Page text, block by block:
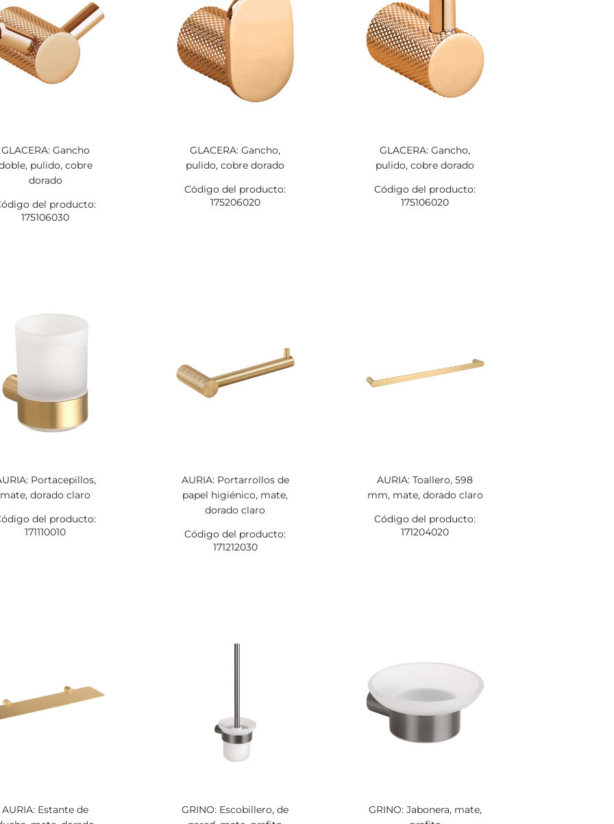
GLACERA: Gancho
pulido, cobre
dorado
del producto:
175106030
GLACERA: Gancho,
pulido, cobre dorado
Código del producto:
175206020
GLACERA: Gancho,
pulido, cobre dorado
Código del producto:
175106020
Portacepillos,
mate, dorado claro
del producto:
171110010
AURIA: Portarrollos de
papel higiénico, mate,
dorado claro
Código del producto:
171212030
AURIA: Toallero, 598
mm, mate, dorado claro
Código del producto:
171204020
AURIA: Estante de
GRINO: Escobillero, de
GRINO: Jabonera, mate,